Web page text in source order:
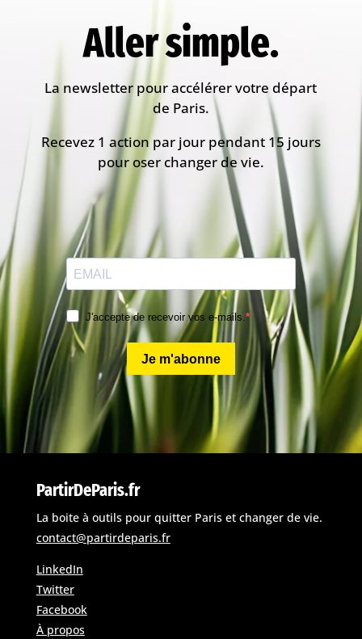
Aller simple.
La newsletter pour accélérer votre départ
de Paris.
Recevez 1 action par jour pendant 15 jours
pour oser changer de vie.
J'accepte de recevoir vos e-mails.
Je m'abonne
PartirDeParis.fr
La boite à outils pour quitter Paris et changer de vie.
contact@partirdeparis.fr
LinkedIn
Twitter
Facebook
À propos